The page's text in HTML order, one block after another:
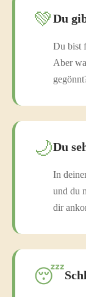
💚Du
Du bist
Aber
🌙Du
In
und du
dir
😴